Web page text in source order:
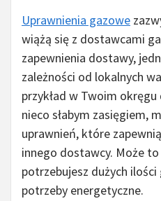
Uprawnienia gazowe
wiążą się z dostawcami
zapewnienia dostawy,
zależności od lokalnych
przykład w Twoim
nieco słabym zasięgiem,
uprawnień, które
innego dostawcy. Może
potrzebujesz dużych ilości
potrzeby energetyczne.